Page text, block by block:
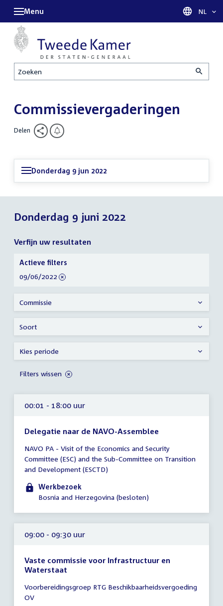
Zoeken
Menu Taal
NL
Commissievergaderingen
Delen
Donderdag 9 jun 2022
Donderdag 9 juni 2022
Verfijn uw resultaten
00:01 - 18:00 uur
Delegatie naar de NAVO-Assemblee
vergadering
00:01
-
18:00
uur
NAVO PA - Visit of the Economics and Security
Committee (ESC) and the Sub-Committee on Transition
and Development (ESCTD)
Werkbezoek
Bosnia and Herzegovina (besloten)
09:00 - 09:30 uur
Vaste commissie voor Infrastructuur en
Waterstaat
vergadering
09:00
Voorbereidingsgroep RTG Beschikbaarheidsvergoeding
OV
Verfijn
uw
resultaten
Actieve filters
verwijder
09/06/2022
Commissie
Soort
Kies periode
Filters wissen